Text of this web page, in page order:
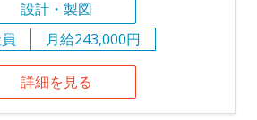
設計・製図
月給243,000円
詳細を見る